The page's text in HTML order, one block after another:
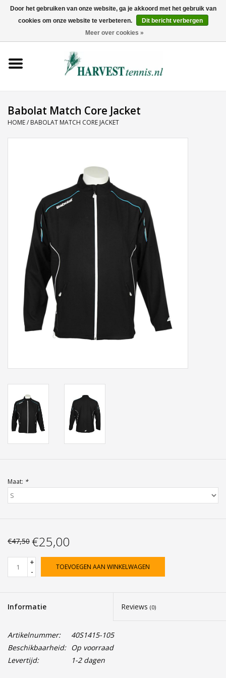
0 Artikelen - €0,00
Tenniskleding
Accessoires
Sponsoring
Padel
Babolat Match Core Jacket
HOME/ BABOLAT MATCH CORE JACKET
Maat: *
€47,50 €25,00
+
-
TOEVOEGEN AAN WINKELWAGEN
Informatie Reviews (0)
Artikelnummer:
40S1415-105
Beschikbaarheid: Op voorraad
Levertijd:
1-2 dagen
Door het gebruiken van onze website, ga je akkoord met het gebruik van
cookies om onze website te verbeteren.
Dit bericht verbergen
Meer over cookies »